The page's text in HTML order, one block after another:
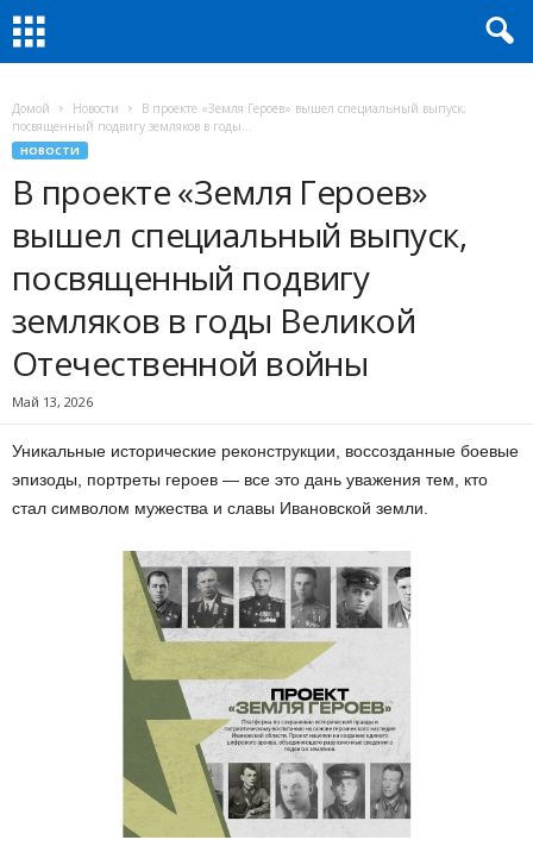
Домой Новости
В проекте «Земля Героев» вышел специальный выпуск,
посвященный подвигу земляков в годы...
НОВОСТИ
В проекте «Земля Героев»
вышел специальный выпуск,
посвященный подвигу
земляков в годы Великой
Отечественной войны
Май 13, 2026
Уникальные исторические реконструкции, воссозданные боевые
эпизоды, портреты героев — все это дань уважения тем, кто
стал символом мужества и славы Ивановской земли.